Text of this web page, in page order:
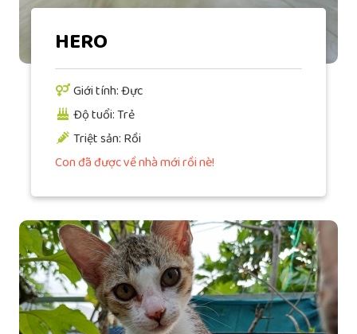
HERO
Giới tính: Đực
Độ tuổi: Trẻ
Triệt sản: Rồi
Con đã được về nhà mới rồi nè!